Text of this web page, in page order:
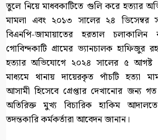
তুলে নিয়ে মাধবকাটিতে গুলি করে হত্যার
মামলা এবং ২০১৩ সালের ২৪ ডিসেম্বর
বিএনপি-জামায়াতের হরতাল চলাকালিন
গোবিন্দকাটি গ্রামের ভ্যানচালক হাফিজুর
হত্যার অভিযোগে ২০২৪ সালের ৫ আগষ্ট
মাধ্যমে থানায় দায়েরকৃত পাঁচটি হত্যা
আসামী হিসেবে গ্রেপ্তার দেখানোর জন্য গত
অতিরিক্ত মুখ্য বিচারিক হাকিম আদালতে
তদন্তকারি কর্মকর্তারা আবেদন জানান।